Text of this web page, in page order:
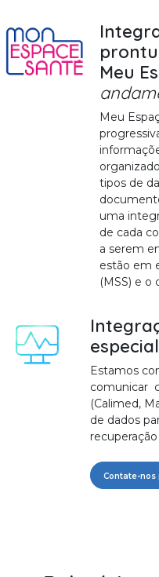
Meu
Meu
tipos de
uma
de cada
a serem
estão em
(MSS) e o
Estamos
comunicar
(Calimed,
de dados
Contate-nos